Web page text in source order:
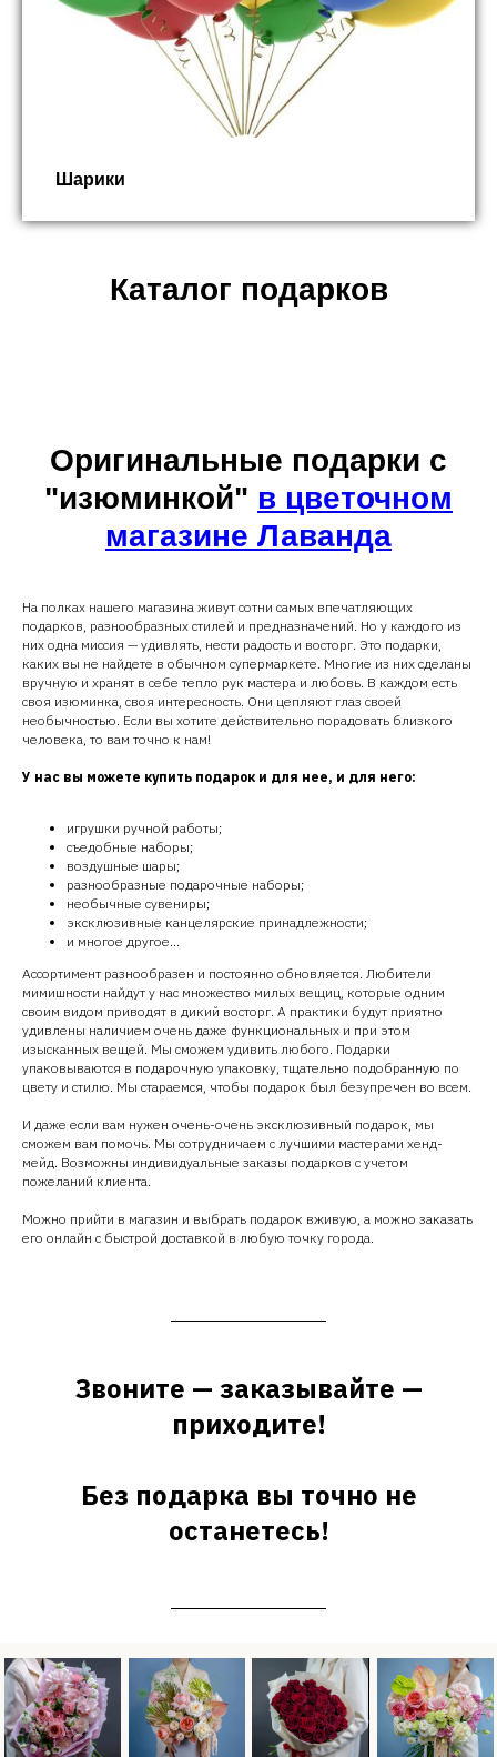
Шарики
Каталог подарков
Оригинальные подарки с
"изюминкой" в цветочном
магазине Лаванда
На полках нашего магазина живут сотни самых впечатляющих
подарков, разнообразных стилей и предназначений. Но у каждого из
них одна миссия — удивлять, нести радость и восторг. Это подарки,
каких вы не найдете в обычном супермаркете. Многие из них сделаны
вручную и хранят в себе тепло рук мастера и любовь. В каждом есть
своя изюминка, своя интересность. Они цепляют глаз своей
необычностью. Если вы хотите действительно порадовать близкого
человека, то вам точно к нам!
У нас вы можете купить подарок и для нее, и для него:
игрушки ручной работы;
съедобные наборы;
воздушные шары;
разнообразные подарочные наборы;
необычные сувениры;
эксклюзивные канцелярские принадлежности;
и многое другое...
Ассортимент разнообразен и постоянно обновляется. Любители
мимишности найдут у нас множество милых вещиц, которые одним
своим видом приводят в дикий восторг. А практики будут приятно
удивлены наличием очень даже функциональных и при этом
изысканных вещей. Мы сможем удивить любого. Подарки
упаковываются в подарочную упаковку, тщательно подобранную по
цвету и стилю. Мы стараемся, чтобы подарок был безупречен во всем.
И даже если вам нужен очень-очень эксклюзивный подарок, мы
сможем вам помочь. Мы сотрудничаем с лучшими мастерами хенд-
мейд. Возможны индивидуальные заказы подарков с учетом
пожеланий клиента.
Можно прийти в магазин и выбрать подарок вживую, а можно заказать
его онлайн с быстрой доставкой в любую точку города.
Звоните — заказывайте —
приходите!
Без подарка вы точно не
останетесь!